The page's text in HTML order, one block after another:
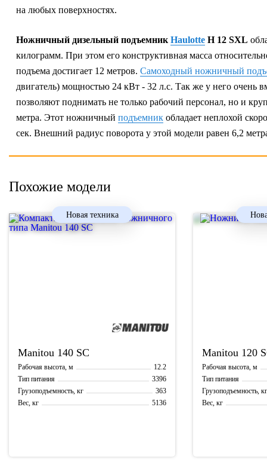
на любых поверхностях.
Ножничный дизельный подъемник Haulotte H 12 SXL
килограмм. При этом его конструктивная масса
подъема достигает 12 метров. Cамоходный ножничный
двигатель) мощностью 24 кВт - 32 л.с. Так же у него очень
позволяют поднимать не только рабочий персонал, но и
метра. Этот ножничный подъемник обладает неплохой
сек. Внешний радиус поворота у этой модели равен 6,2
Похожие модели
Новая техника
Manitou 140 SC
Рабочая высота, м
12.2
Тип питания
3396
Грузоподъемность, кг
363
Вес, кг
5136
Manitou 120
Рабочая высота, м
Тип питания
Грузоподъемность, кг
Вес, кг